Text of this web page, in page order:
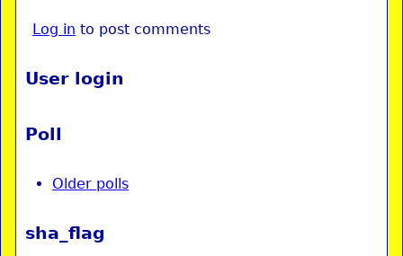
Log in to post comments
User login
Poll
Older polls
sha_flag